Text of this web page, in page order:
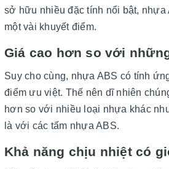
sở hữu nhiều đặc tính nổi bật, nhựa
một vài khuyết điểm.
Giá cao hơn so với
Suy cho cùng, nhựa ABS có tính
điểm ưu việt. Thế nên dĩ nhiên
hơn so với nhiều loại nhựa khác
là với các tấm nhựa ABS.
Khả năng chịu nhiệt có